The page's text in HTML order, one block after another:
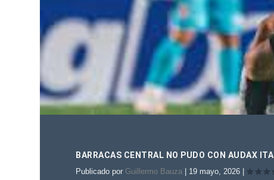
BARRACAS CENTRAL NO PUDO CON AUDAX
Publicado por Guillermo Bauza 19 mayo, 2026